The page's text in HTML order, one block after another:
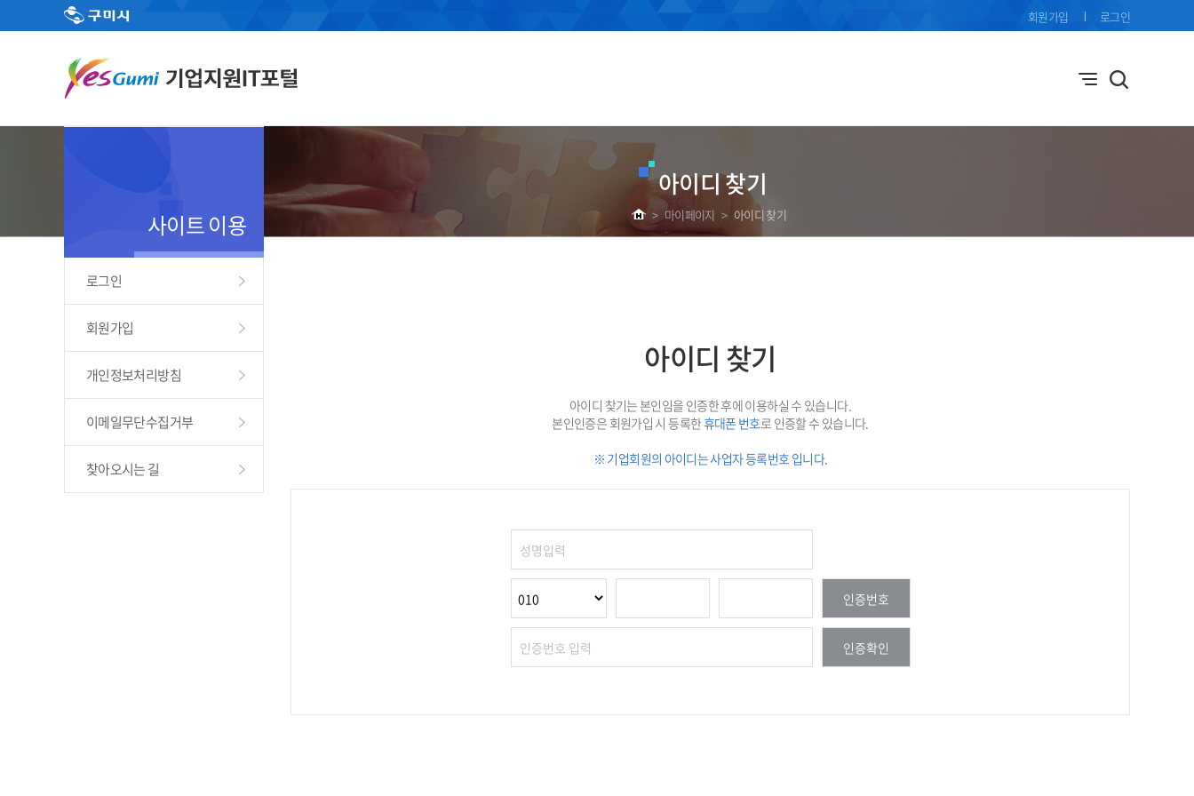
회원가입 로그인
아이디 찾기
> 마이페이지 > 아이디 찾기
사이트 이용
로그인
회원가입
개인정보처리방침
이메일무단수집거부
찾아오시는 길
아이디 찾기
아이디 찾기는 본인임을 인증한 후에 이용하실 수 있습니다.
본인인증은 회원가입 시 등록한휴대폰 번호로 인증할 수 있습니다.
※ 기업회원의 아이디는 사업자 등록번호 입니다.
인증번호
인증확인